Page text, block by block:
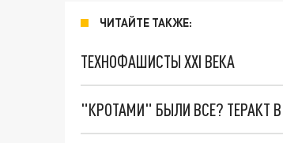
ЧИТАЙТЕ ТАКЖЕ:
ТЕХНОФАШИСТЫ XXI ВЕКА
"КРОТАМИ" БЫЛИ ВСЕ? ТЕРАКТ